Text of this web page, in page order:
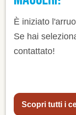
È iniziato
Se hai
contattato!
Scopri tutti i